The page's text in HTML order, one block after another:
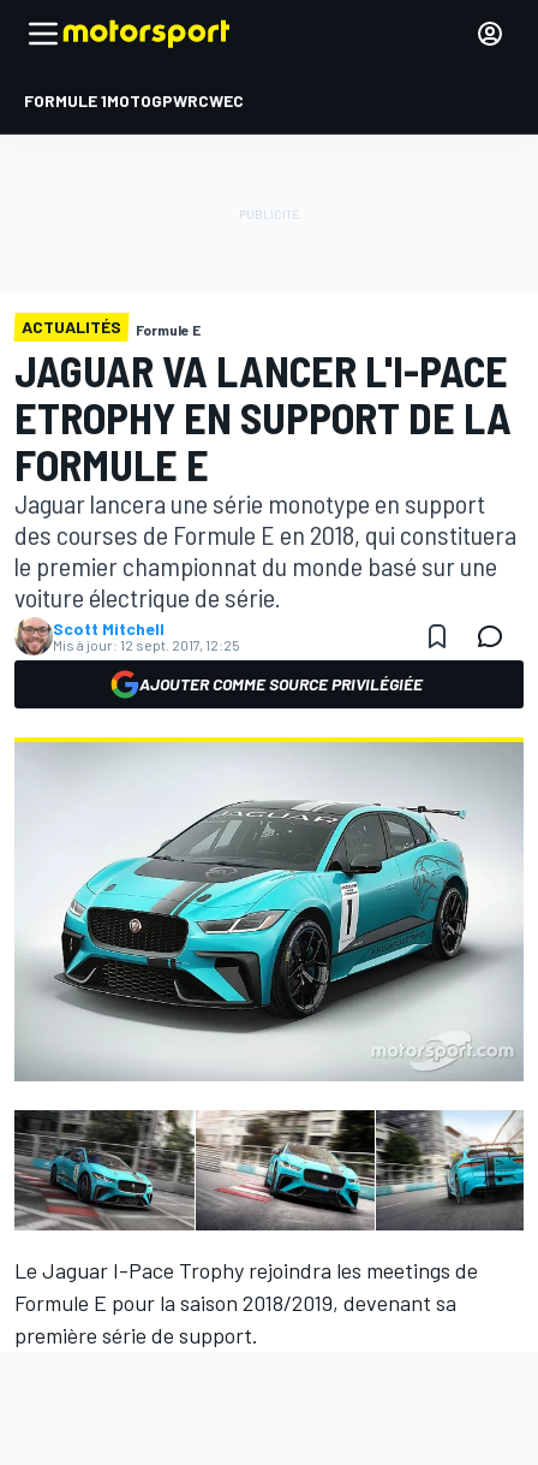
FORMULE 1MOTOGPWRCWEC
ACTUALITÉS Formule E
JAGUAR VA LANCER L'I-PACE
ETROPHY EN SUPPORT DE LA
FORMULE E
Jaguar lancera une série monotype en support
des courses de Formule E en 2018, qui constituera
le premier championnat du monde basé sur une
voiture électrique de série.
Scott Mitchell
Mis à jour: 12 sept. 2017, 12:25
AJOUTER COMME SOURCE PRIVILÉGIÉE
Le Jaguar I-Pace Trophy rejoindra les meetings de
Formule E pour la saison 2018/2019, devenant sa
première série de support.